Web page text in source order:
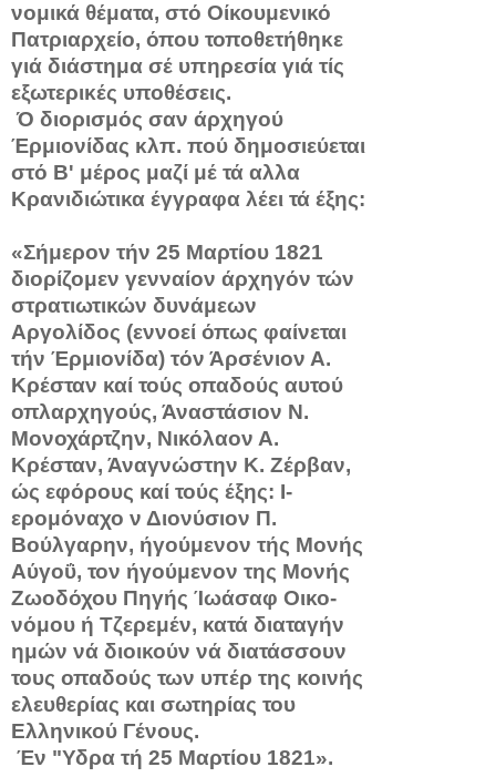
νομικά θέματα, στό Οίκουμενικό
Πατριαρχείο, όπου τοποθετήθηκε
γιά διάστημα σέ υπηρεσία γιά τίς
εξωτερικές υποθέσεις.
Ό διορισμός σαν άρχηγού
Έρμιονίδας κλπ. πού δημο­σιεύεται
στό Β' μέρος μαζί μέ τά αλλα
Κρανιδιώτικα έγγραφα λέει τά έξης:
«Σήμερον τήν 25 Μαρτίου 1821
διορίζομεν γενναίον άρχηγόν τών
στρατιωτικών δυνάμεων
Αργολίδος (εννοεί όπως φαίνε­ται
τήν Έρμιονίδα) τόν Άρσένιον Α.
Κρέσταν καί τούς οπαδούς αυτού
οπλαρχηγούς, Άναστάσιον Ν.
Μονοχάρτζην, Νικόλαον Α.
Κρέσταν, Άναγνώστην Κ. Ζέρβαν,
ώς εφόρους καί τούς έξης: Ι­
ερομόναχο ν Διονύσιον Π.
Βούλγαρην, ήγούμενον τής Μονής
Αύγοΰ, τον ήγούμενον της Μονής
Ζωοδόχου Πηγής Ίωάσαφ Οικο­
νόμου ή Τζερεμέν, κατά διαταγήν
ημών νά διοικούν νά διατάσ­σουν
τους οπαδούς των υπέρ της κοινής
ελευθερίας και σωτηρίας του
Ελληνικού Γένους.
Έν "Υδρα τή 25 Μαρτίου 1821».